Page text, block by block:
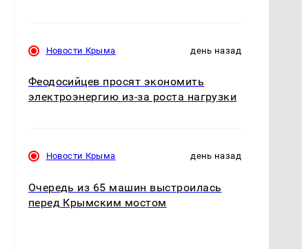
Новости Крыма день назад
Феодосийцев просят экономить
электроэнергию из-за роста нагрузки
Новости Крыма день назад
Очередь из 65 машин выстроилась
перед Крымским мостом